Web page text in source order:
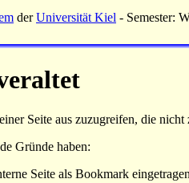
derUniversität Kiel - Semester:
Seite aus zuzugreifen, die
Gründe haben:
Seite als Bookmark